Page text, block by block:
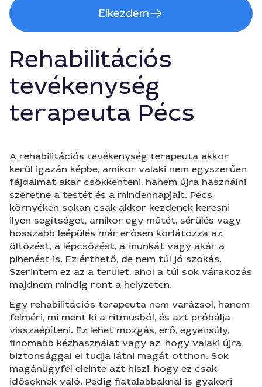
Elkezdem
Rehabilitációs
tevékenység
terapeuta Pécs
A rehabilitációs tevékenység terapeuta akkor
kerül igazán képbe, amikor valaki nem egyszerűen
fájdalmat akar csökkenteni, hanem újra használni
szeretné a testét és a mindennapjait. Pécs
környékén sokan csak akkor kezdenek keresni
ilyen segítséget, amikor egy műtét, sérülés vagy
hosszabb leépülés már erősen korlátozza az
öltözést, a lépcsőzést, a munkát vagy akár a
pihenést is. Ez érthető, de nem túl jó szokás.
Szerintem ez az a terület, ahol a túl sok várakozás
majdnem mindig ront a helyzeten.
Egy rehabilitációs terapeuta nem varázsol, hanem
felméri, mi ment ki a ritmusból, és azt próbálja
visszaépíteni. Ez lehet mozgás, erő, egyensúly,
finomabb kézhasználat vagy az, hogy valaki újra
biztonsággal el tudja látni magát otthon. Sok
magánügyfél eleinte azt hiszi, hogy ez csak
időseknek való. Pedig fiatalabbaknál is gyakori